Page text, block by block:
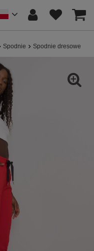
Spodnie Spodnie dresowe